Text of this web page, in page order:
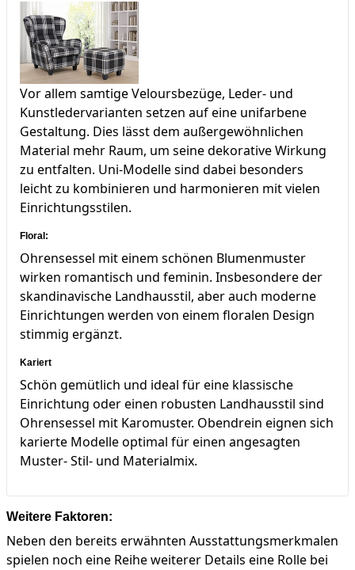
Vor allem samtige Veloursbezüge, Leder- und
Kunstledervarianten setzen auf eine unifarbene
Gestaltung. Dies lässt dem außergewöhnlichen
Material mehr Raum, um seine dekorative Wirkung
zu entfalten. Uni-Modelle sind dabei besonders
leicht zu kombinieren und harmonieren mit vielen
Einrichtungsstilen.
Floral:
Ohrensessel mit einem schönen Blumenmuster
wirken romantisch und feminin. Insbesondere der
skandinavische Landhausstil, aber auch moderne
Einrichtungen werden von einem floralen Design
stimmig ergänzt.
Kariert
Schön gemütlich und ideal für eine klassische
Einrichtung oder einen robusten Landhausstil sind
Ohrensessel mit Karomuster. Obendrein eignen sich
karierte Modelle optimal für einen angesagten
Muster- Stil- und Materialmix.
Weitere Faktoren:
Neben den bereits erwähnten Ausstattungsmerkmalen
spielen noch eine Reihe weiterer Details eine Rolle bei